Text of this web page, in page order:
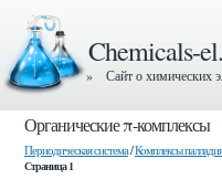
Chemicals-
» Сайт о химических
Органические π-комплексы
Периодическая система/Комплексы палладия
Страница 1